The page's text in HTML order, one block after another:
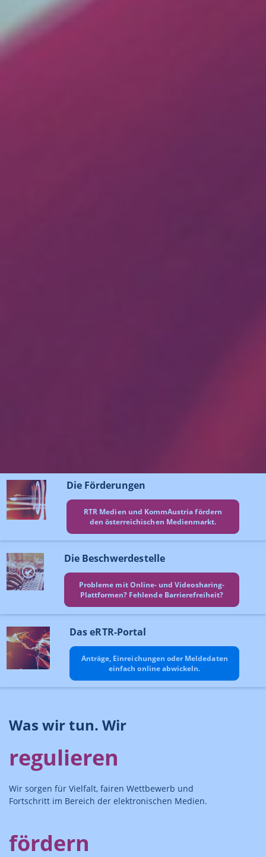
Die Förderungen
RTR Medien und KommAustria fördern
den österreichischen Medienmarkt.
Die Beschwerdestelle
Probleme mit Online- und Videosharing-
Plattformen? Fehlende Barrierefreiheit?
Das eRTR-Portal
Anträge, Einreichungen oder Meldedaten
einfach online abwickeln.
Was wir tun. Wir
regulieren
Wir sorgen für Vielfalt, fairen Wettbewerb und
Fortschritt im Bereich der elektronischen Medien.
fördern